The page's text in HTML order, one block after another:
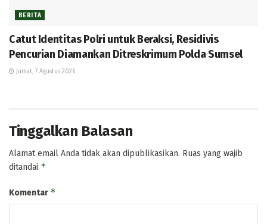
BERITA
Catut Identitas Polri untuk Beraksi, Residivis
Pencurian Diamankan Ditreskrimum Polda Sumsel
Jumat, 7 Agustus 2026
Tinggalkan Balasan
Alamat email Anda tidak akan dipublikasikan. Ruas yang wajib
ditandai *
Komentar *